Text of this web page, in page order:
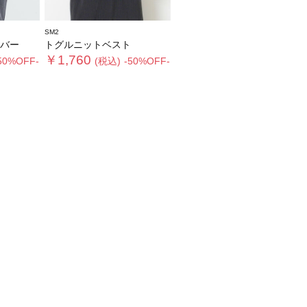
ー
SM2
トグルニットベスト
￥1,760 (税込) -50%OFF-